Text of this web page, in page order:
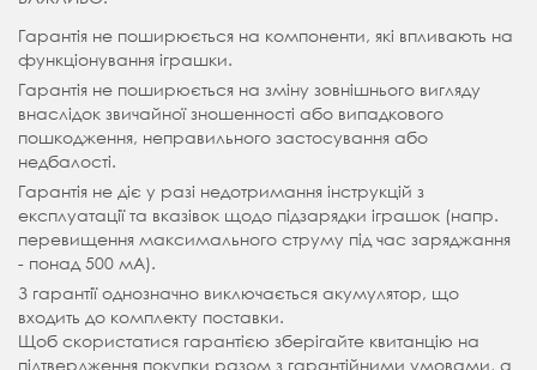
Гарантія не поширюється на компоненти, які впливають на
функціонування іграшки.
Гарантія не поширюється на зміну зовнішнього вигляду
внаслідок звичайної зношенності або випадкового
пошкодження, неправильного застосування або
недбалості.
Гарантія не діє у разі недотримання інструкцій з
експлуатації та вказівок щодо підзарядки іграшок (напр.
перевищення максимального струму під час заряджання
- понад 500 мА).
З гарантії однозначно виключається акумулятор, що
входить до комплекту поставки.
Щоб скористатися гарантією зберігайте квитанцію на
підтвердження покупки разом з гарантійними умовами, а